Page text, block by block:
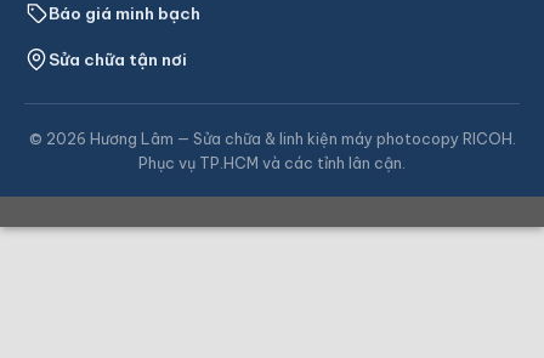
Báo giá minh bạch
Sửa chữa tận nơi
© 2026 Hương Lâm — Sửa chữa & linh kiện máy photocopy RICOH.
Phục vụ TP.HCM và các tỉnh lân cận.